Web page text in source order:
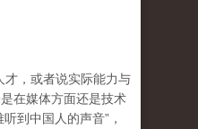
才，或者说实际能力与
在媒体方面还是技术
到中国人的声音”，